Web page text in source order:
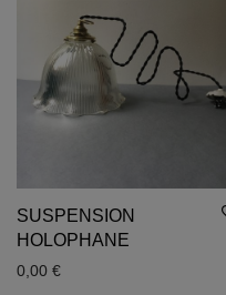
SUSPENSION
HOLOPHANE
0,00 €